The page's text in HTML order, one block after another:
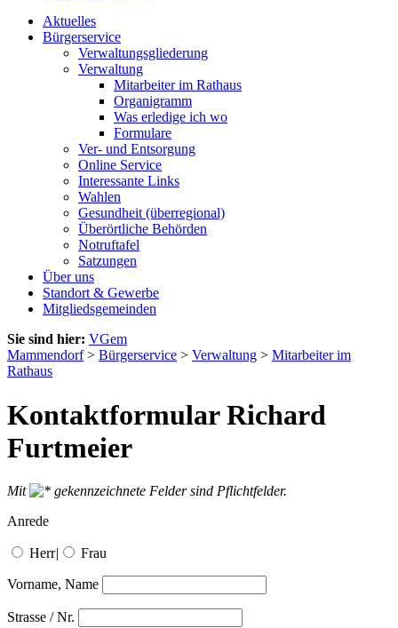
Aktuelles
Bürgerservice
Verwaltungsgliederung
Verwaltung
Mitarbeiter im Rathaus
Organigramm
Was erledige ich wo
Formulare
Ver- und Entsorgung
Online Service
Interessante Links
Wahlen
Gesundheit (überregional)
Überörtliche Behörden
Notruftafel
Satzungen
Über uns
Standort & Gewerbe
Mitgliedsgemeinden
Sie sind hier: VGem
Mammendorf> Bürgerservice > Verwaltung > Mitarbeiter im
Rathaus
Kontaktformular Richard
Furtmeier
Mit
gekennzeichnete Felder sind Pflichtfelder.
Anrede
Herr| Frau
Vorname, Name
Strasse / Nr.